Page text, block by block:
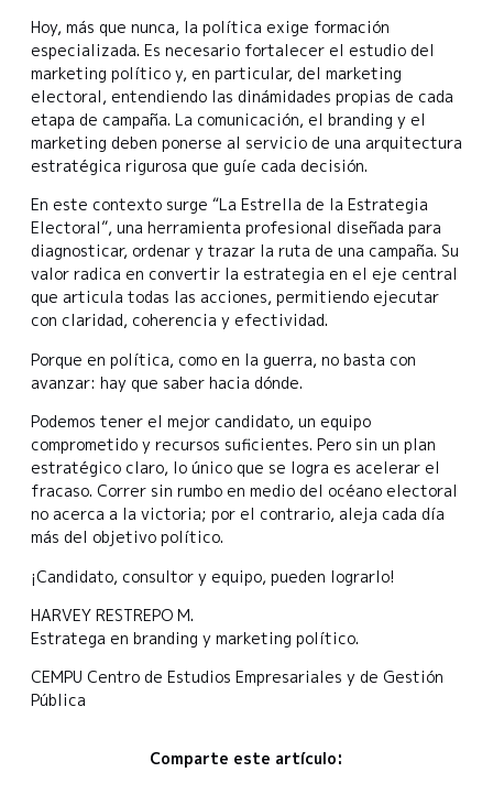
Hoy, más que nunca, la política exige formación
especializada. Es necesario fortalecer el estudio del
marketing político y, en particular, del marketing
electoral, entendiendo las dinámidades propias de cada
etapa de campaña. La comunicación, el branding y el
marketing deben ponerse al servicio de una arquitectura
estratégica rigurosa que guíe cada decisión.
En este contexto surge “La Estrella de la Estrategia
Electoral”, una herramienta profesional diseñada para
diagnosticar, ordenar y trazar la ruta de una campaña. Su
valor radica en convertir la estrategia en el eje central
que articula todas las acciones, permitiendo ejecutar
con claridad, coherencia y efectividad.
Porque en política, como en la guerra, no basta con
avanzar: hay que saber hacia dónde.
Podemos tener el mejor candidato, un equipo
comprometido y recursos suficientes. Pero sin un plan
estratégico claro, lo único que se logra es acelerar el
fracaso. Correr sin rumbo en medio del océano electoral
no acerca a la victoria; por el contrario, aleja cada día
más del objetivo político.
¡Candidato, consultor y equipo, pueden lograrlo!
HARVEY RESTREPO M.
Estratega en branding y marketing político.
CEMPU Centro de Estudios Empresariales y de Gestión
Pública
Comparte este artículo: